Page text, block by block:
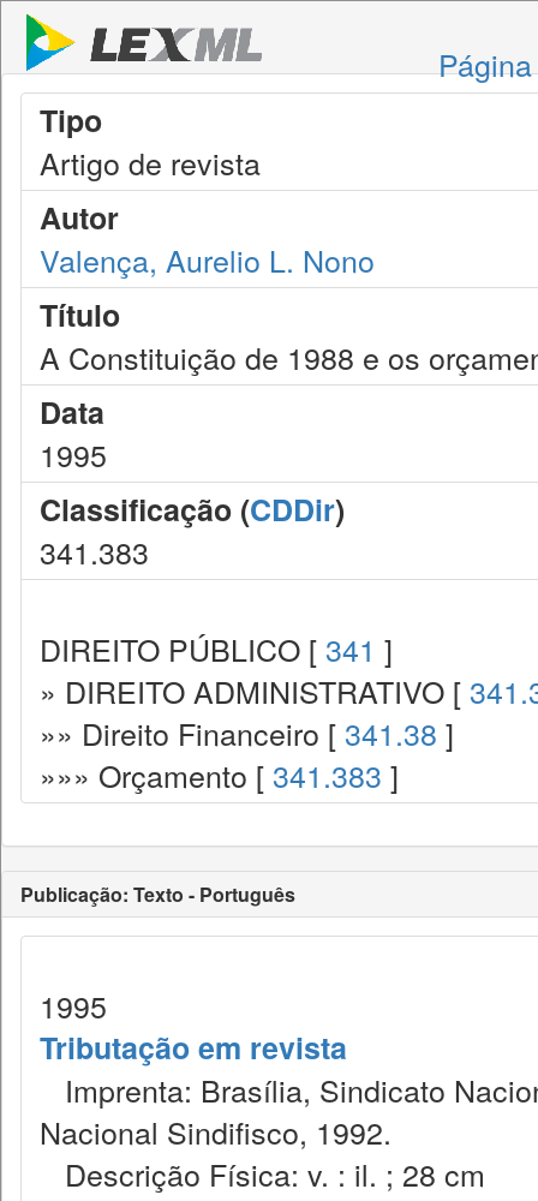
Tipo
Artigo de revista
Autor
Valença, Aurelio L. Nono
Título
A Constituição de 1988 e os
Data
1995
Classificação (CDDir)
341.383
DIREITO PÚBLICO [ 341 ]
» DIREITO ADMINISTRATIVO [
»» Direito Financeiro [ 341.38 ]
»»» Orçamento [ 341.383 ]
Publicação: Texto - Português
1995
Tributação em revista
Imprenta: Brasília, Sindicato
Nacional Sindifisco, 1992.
Descrição Física: v. : il. ; 28 cm